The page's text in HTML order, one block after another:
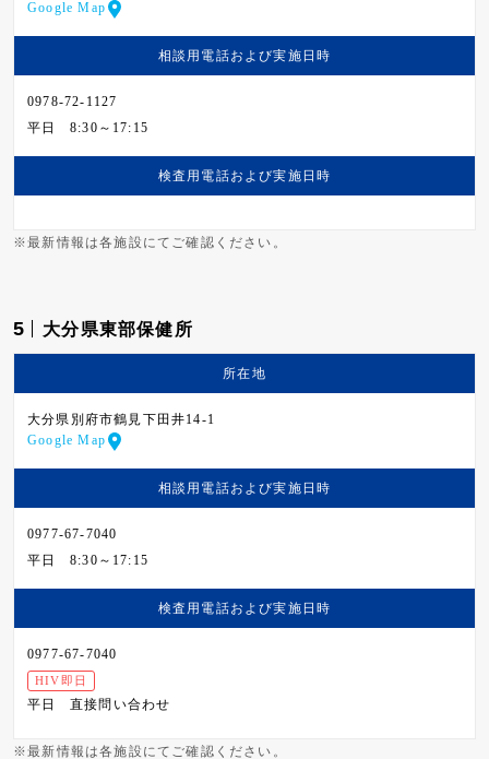
Google Map
相談用電話および実施日時
0978-72-1127
平日
8:30～17:15
検査用電話および実施日時
※最新情報は各施設にてご確認ください。
5 大分県東部保健所
所在地
大分県別府市鶴見下田井14-1
Google Map
相談用電話および実施日時
0977-67-7040
平日
8:30～17:15
検査用電話および実施日時
0977-67-7040
HIV即日
平日 直接問い合わせ
※最新情報は各施設にてご確認ください。